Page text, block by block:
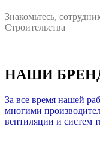
Знакомьтесь,
Строительства
НАШИ
За все время нашей
многими
вентиляции и систем